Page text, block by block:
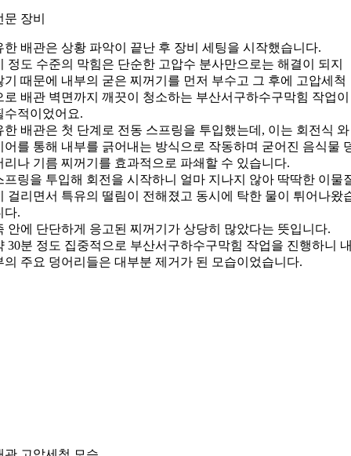
문 장비
한 배관은 상황 파악이 끝난 후 장비 세팅을 시작했습니다.
정도 수준의 막힘은 단순한 고압수 분사만으로는 해결이 되지
기 때문에 내부의 굳은 찌꺼기를 먼저 부수고 그 후에 고압세척
로 배관 벽면까지 깨끗이 청소하는 부산서구하수구막힘 작업이
수적이었어요.
한 배관은 첫 단계로 전동 스프링을 투입했는데, 이는 회전식 와
어를 통해 내부를 긁어내는 방식으로 작동하며 굳어진 음식물
리나 기름 찌꺼기를 효과적으로 파쇄할 수 있습니다.
프링을 투입해 회전을 시작하니 얼마 지나지 않아 딱딱한 이물
걸리면서 특유의 떨림이 전해졌고 동시에 탁한 물이 튀어나왔
다.
안에 단단하게 응고된 찌꺼기가 상당히 많았다는 뜻입니다.
30분 정도 집중적으로 부산서구하수구막힘 작업을 진행하니
의 주요 덩어리들은 대부분 제거가 된 모습이었습니다.